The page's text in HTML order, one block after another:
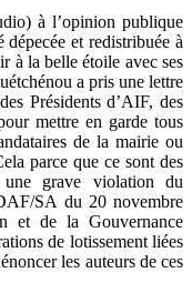
à l’opinion publique
et redistribuée à
à la belle étoile avec ses
a pris une lettre
Présidents d’AIF, des
mettre en garde tous
de la mairie ou
parce que ce sont des
une grave violation du
SA du 20 novembre
et de la Gouvernance
de lotissement liées
les auteurs de ces